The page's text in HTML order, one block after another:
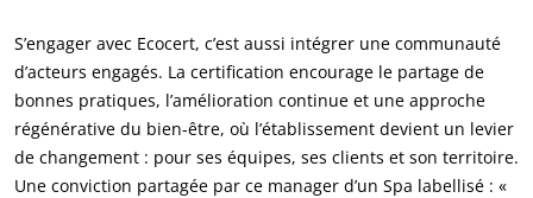
Agrofourniture
S’engager avec Ecocert, c’est aussi intégrer une communauté
d’acteurs engagés. La certification encourage le partage de
bonnes pratiques, l’amélioration continue et une approche
régénérative du bien-être, où l’établissement devient un levier
de changement : pour ses équipes, ses clients et son territoire.
Une conviction partagée par ce manager d’un Spa labellisé : «